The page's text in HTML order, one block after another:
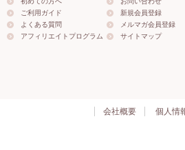
ご利用ガイド
新規会員登録
よくある質問
メルマガ会員登録
アフィリエイトプログラム
サイトマップ
会社概要 個人情